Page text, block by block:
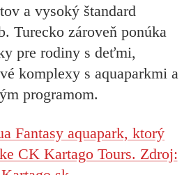
a vysoký štandard
Turecko zároveň ponúka
pre rodiny s deťmi,
komplexy s aquaparkmi a
programom.